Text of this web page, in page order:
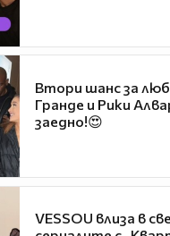
Втори шанс за
Гранде и Рики
заедно!😍
VESSOU влиза в